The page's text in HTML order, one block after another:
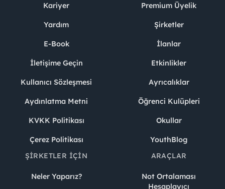
Kariyer
Yardım
E-Book
İletişime Geçin
Kullanıcı Sözleşmesi
Aydınlatma Metni
KVKK Politikası
Çerez Politikası
Premium Üyelik
Şirketler
İlanlar
Etkinlikler
Ayrıcalıklar
Öğrenci Kulüpleri
Okullar
YouthBlog
ŞIRKETLER İÇIN
Neler Yaparız?
ARAÇLAR
Not Ortalaması
Hesaplayıcı